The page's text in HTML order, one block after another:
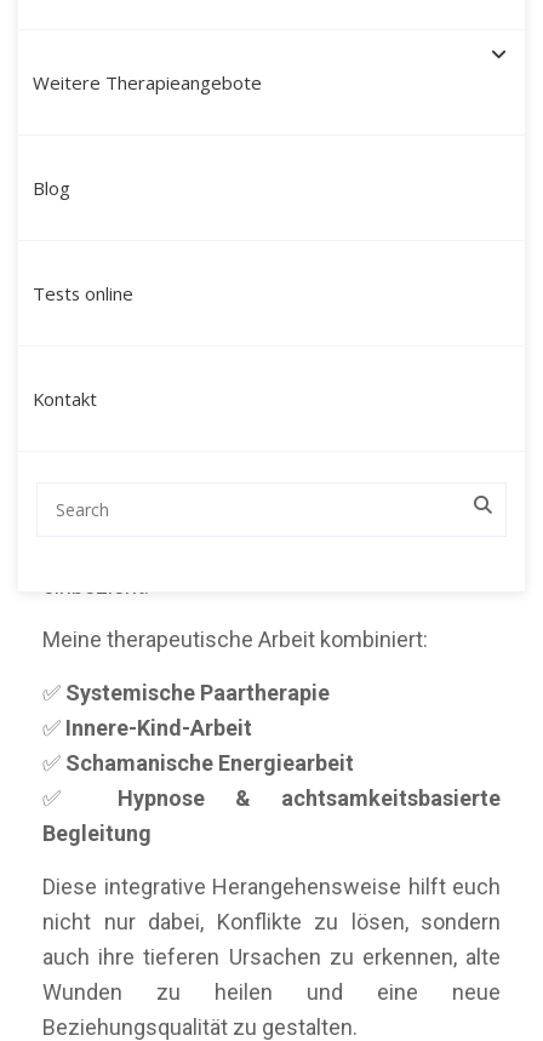
Weitere Therapieangebote
Blog
Tests online
Kontakt
Martín Polo – Mein Ansatz:
Sozialpädagoge, Therapeut und Schamane mit
herausfordernde Lebensphasen – mit einem
Meine therapeutische Arbeit kombiniert:
✅ Systemische Paartherapie
✅ Innere-Kind-Arbeit
✅ Schamanische Energiearbeit
✅ Hypnose & achtsamkeitsbasierte
Begleitung
Diese integrative Herangehensweise hilft euch
nicht nur dabei, Konflikte zu lösen, sondern
auch ihre tieferen Ursachen zu erkennen, alte
Wunden zu heilen und eine neue
Beziehungsqualität zu gestalten.